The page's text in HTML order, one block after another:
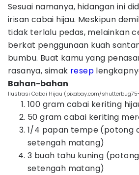
Sesuai namanya, hidangan ini
irisan cabai hijau. Meskipun
tidak terlalu pedas, melainkan
berkat penggunaan kuah
bumbu. Buat kamu yang
rasanya, simak resep
Bahan-bahan
Ilustrasi Cabai Hijau (pixabay.com/
100 gram cabai keriting
50 gram cabai keriting
1/4 papan tempe (potong
setengah matang)
3 buah tahu kuning
setengah matang)